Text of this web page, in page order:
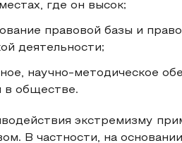
где он высок;
правовой базы и
деятельности;
научно-методическое
в обществе.
экстремизму
В частности, на